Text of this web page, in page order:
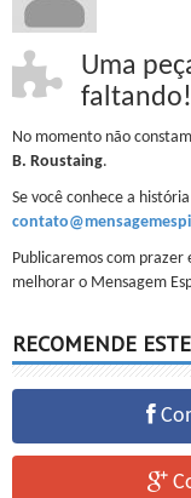
Uma
faltando!
No momento não
B. Roustaing.
Se você conhece a
Publicaremos com prazer
melhorar o Mensagem
RECOMENDE